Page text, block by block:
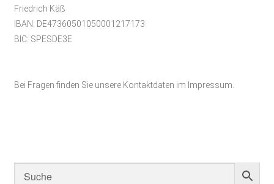
Friedrich Käß
IBAN: DE47360501050001217173
BIC: SPESDE3E
Bei Fragen finden Sie unsere Kontaktdaten im Impressum.